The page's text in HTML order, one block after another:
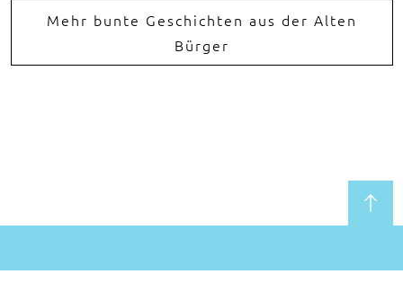
Mehr bunte Geschichten aus der Alten
Bürger